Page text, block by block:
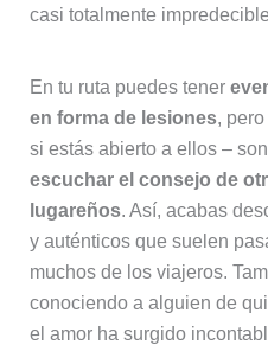
casi totalmente
En tu ruta puedes tener
en forma de lesiones,
si estás abierto a ellos – son
escuchar el consejo de
lugareños. Así, acabas
y auténticos que suelen
muchos de los viajeros.
conociendo a alguien de
el amor ha surgido